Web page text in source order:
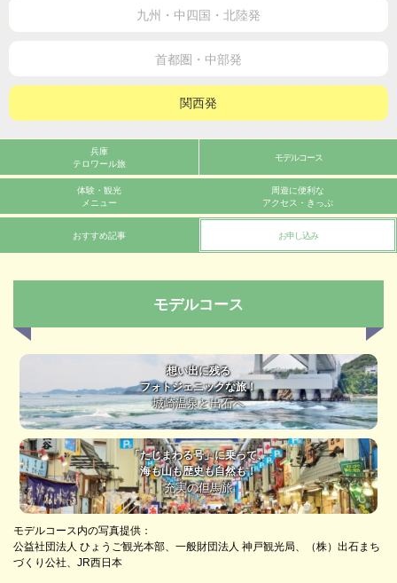
九州・中四国・北陸発
首都圏・中部発
関西発
兵庫
テロワール旅
モデルコース
体験・観光
メニュー
周遊に便利な
アクセス・きっぷ
おすすめ記事 お申し込み
モデルコース
想い出に残る
フォトジェニックな旅！
城崎温泉と出石へ
「たじまわる号」に乗って、
海も山も歴史も自然も！
充実の但馬旅
モデルコース内の写真提供：
公益社団法人 ひょうご観光本部、一般財団法人 神戸観光局、（株）出石まち
づくり公社、JR西日本